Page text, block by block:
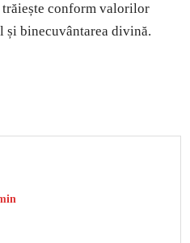
conform valorilor
și binecuvântarea divină.